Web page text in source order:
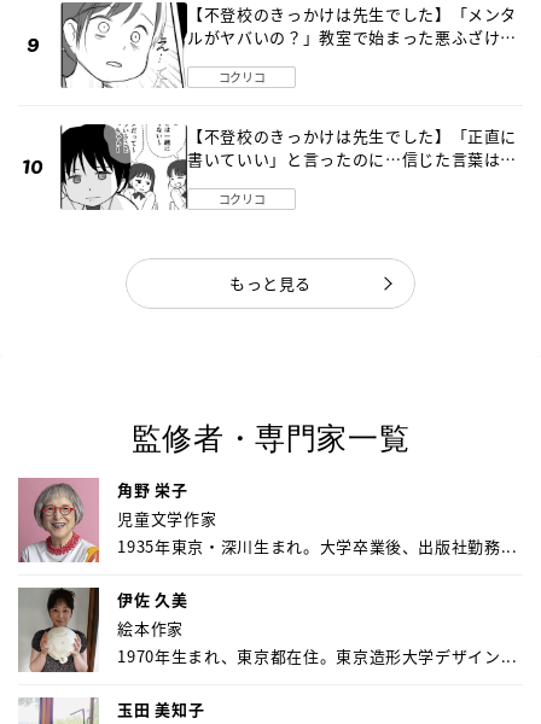
【不登校のきっかけは先生でした】「メンタ
ルがヤバいの？」教室で始まった悪ふざけ
コクリコ
【不登校のきっかけは先生でした】「正直に
書いていい」と言ったのに…信じた言葉は噓
コクリコ
もっと見る
監修者・専門家一覧
角野 栄子
児童文学作家
1935年東京・深川生まれ。大学卒業後、出版社勤務...
伊佐 久美
絵本作家
1970年生まれ、東京都在住。東京造形大学デザイン...
玉田 美知子